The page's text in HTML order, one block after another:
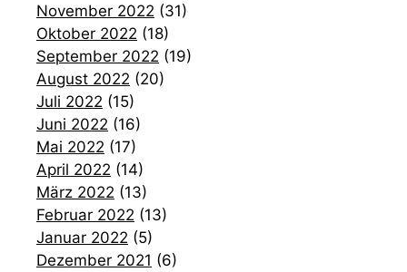
November 2022 (31)
Oktober 2022 (18)
September 2022 (19)
August 2022 (20)
Juli 2022 (15)
Juni 2022 (16)
Mai 2022 (17)
April 2022 (14)
März 2022 (13)
Februar 2022 (13)
Januar 2022 (5)
Dezember 2021 (6)